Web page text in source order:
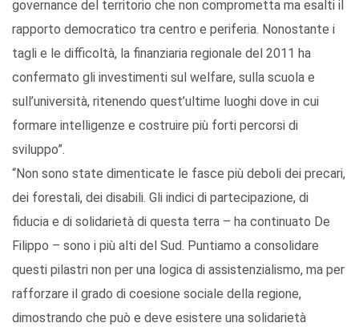
governance del territorio che non comprometta ma esalti il
rapporto democratico tra centro e periferia. Nonostante i
tagli e le difficoltà, la finanziaria regionale del 2011 ha
confermato gli investimenti sul welfare, sulla scuola e
sull’università, ritenendo quest’ultime luoghi dove in cui
formare intelligenze e costruire più forti percorsi di
sviluppo”.
“Non sono state dimenticate le fasce più deboli dei precari,
dei forestali, dei disabili. Gli indici di partecipazione, di
fiducia e di solidarietà di questa terra – ha continuato De
Filippo – sono i più alti del Sud. Puntiamo a consolidare
questi pilastri non per una logica di assistenzialismo, ma per
rafforzare il grado di coesione sociale della regione,
dimostrando che può e deve esistere una solidarietà